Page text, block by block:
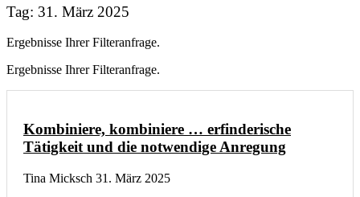
Tag: 31. März 2025
Ergebnisse Ihrer Filteranfrage.
Ergebnisse Ihrer Filteranfrage.
Kombiniere, kombiniere … erfinderische
Tätigkeit und die notwendige Anregung
Tina Micksch 31. März 2025